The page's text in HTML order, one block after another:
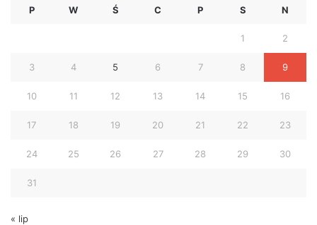
P W Ś C P S N
1 2
3 4 5 6 7 8 9
10 11 12 13 14 15 16
17 18 19 20 21 22 23
24 25 26 27 28 29 30
31
« lip